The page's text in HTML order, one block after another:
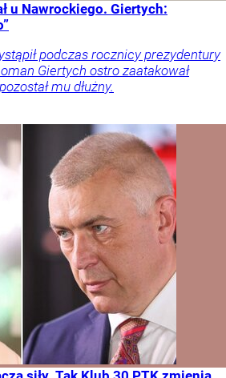
u Nawrockiego. Giertych:
podczas rocznicy prezydentury
Giertych ostro zaatakował
mu dłużny.